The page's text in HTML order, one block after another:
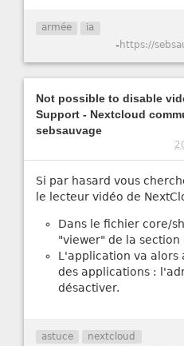
armée ia
-https://
Not possible to disable
Support - Nextcloud
sebsauvage
Si par hasard vous
le lecteur vidéo de
Dans le fichier core/
"viewer" de la section
L'application va alors
des applications :
désactiver.
astuce nextcloud